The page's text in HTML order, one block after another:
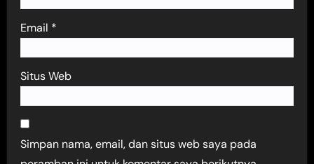
Email *
Situs Web
Simpan nama, email, dan situs web saya pada